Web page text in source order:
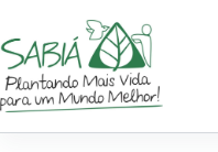
o
conteúdo